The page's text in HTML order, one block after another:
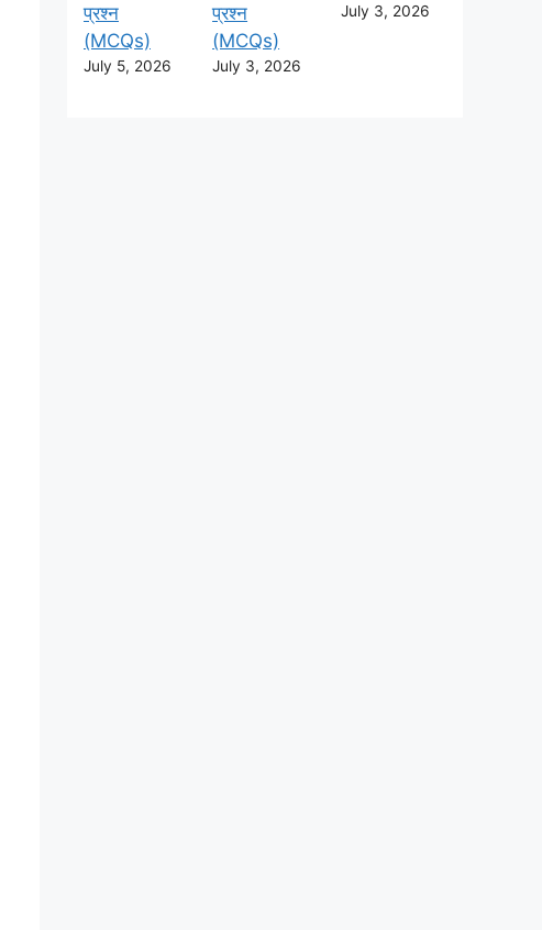
प्रश्न
(MCQs)
July 5, 2026
प्रश्न
(MCQs)
July 3, 2026
July 3, 2026